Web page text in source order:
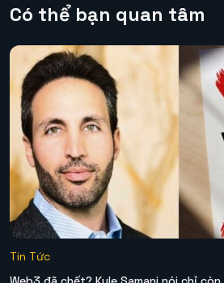
Có thể bạn quan tâm
Tin Tức